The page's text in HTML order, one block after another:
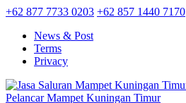
+62 877 7733 0203 +62 857 1440 7170
News & Post
Terms
Privacy